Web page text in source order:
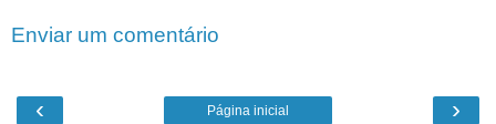
Enviar um comentário
‹ ›
Página inicial